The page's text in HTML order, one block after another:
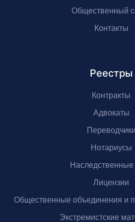
Общественный
Контакты
Реестры
Контракты
Адвокаты
Переводчики
Нотариусы
Наследственные
Лицензии
Общественные объединения и
Экстремистские